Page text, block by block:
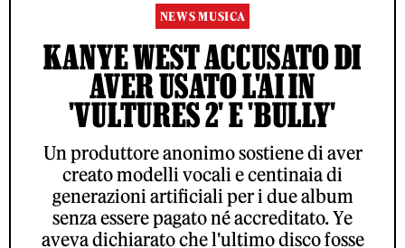
NEWS MUSICA
KANYE WEST ACCUSATO DI
AVER USATO L'AI IN
'VULTURES 2' E 'BULLY'
Un produttore anonimo sostiene di aver
creato modelli vocali e centinaia di
generazioni artificiali per i due album
senza essere pagato né accreditato. Ye
aveva dichiarato che l'ultimo disco fosse